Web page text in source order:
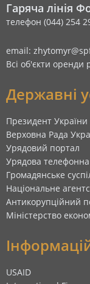
Гаряча лінія
телефон (044) 254
email:
Всі об'єкти оренди
Державні
Президент України
Верховна Рада
Урядовий портал
Урядова телефонна
Громадянське
Національне
Антикорупційний
Міністерство
USAID